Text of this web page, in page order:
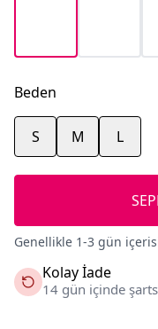
Beden
S M L
Genellikle 1-3 gün
Kolay İade
14 gün içinde